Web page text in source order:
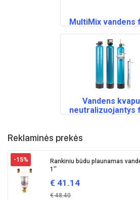
MultiMix vandens
Vandens
neutralizuojantys
Reklaminės prekės
-15%
Rankiniu būdu plaunamas
1''
€ 41.14
€48.40